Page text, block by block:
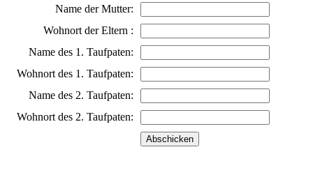
Name der Mutter:
Wohnort der Eltern :
Name des 1. Taufpaten:
Wohnort des 1. Taufpaten:
Name des 2. Taufpaten:
Wohnort des 2. Taufpaten: